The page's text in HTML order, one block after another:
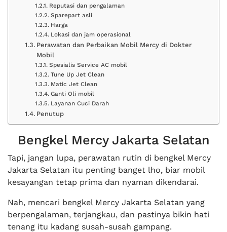
Reputasi dan pengalaman
Sparepart asli
Harga
Lokasi dan jam operasional
Perawatan dan Perbaikan Mobil Mercy di Dokter
Mobil
Spesialis Service AC mobil
Tune Up Jet Clean
Matic Jet Clean
Ganti Oli mobil
Layanan Cuci Darah
Penutup
Bengkel Mercy Jakarta Selatan
Tapi, jangan lupa, perawatan rutin di bengkel Mercy
Jakarta Selatan itu penting banget lho, biar mobil
kesayangan tetap prima dan nyaman dikendarai.
Nah, mencari bengkel Mercy Jakarta Selatan yang
berpengalaman, terjangkau, dan pastinya bikin hati
tenang itu kadang susah-susah gampang.